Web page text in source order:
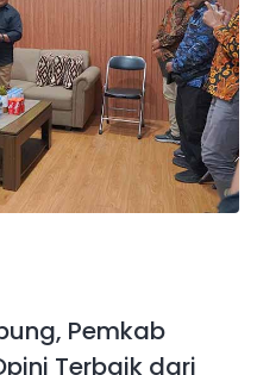
Pemkab
Terbaik dari